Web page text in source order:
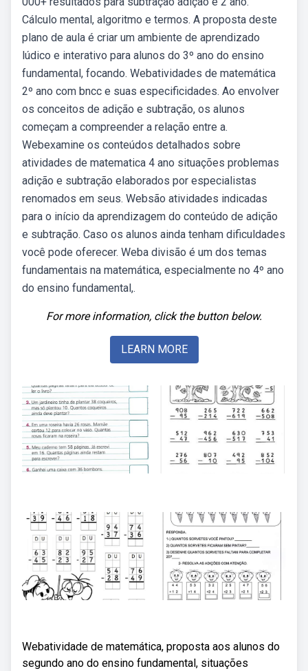
Cálculo mental, algoritmo e termos. A proposta deste
plano de aula é criar um ambiente de aprendizado
lúdico e interativo para alunos do 3º ano do ensino
fundamental, focando. Webatividades de matemática
2º ano com bncc e suas especificidades. Ao envolver
os conceitos de adição e subtração, os alunos
começam a compreender a relação entre a.
Webexamine os conteúdos detalhados sobre
atividades de matematica 4 ano situações problemas
adição e subtração elaborados por especialistas
renomados em seus. Websão atividades indicadas
para o início da aprendizagem do conteúdo de adição
e subtração. Caso os alunos ainda tenham dificuldades
você pode oferecer. Weba divisão é um dos temas
fundamentais na matemática, especialmente no 4º ano
do ensino fundamental,.
For more information, click the button below.
LEARN MORE
Webatividade de matemática, proposta aos alunos do
segundo ano do ensino fundamental, situações